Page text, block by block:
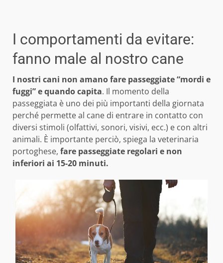
I comportamenti da evitare:
fanno male al nostro cane
I nostri cani non amano fare passeggiate “mordi e
fuggi” e quando capita. Il momento della
passeggiata è uno dei più importanti della giornata
perché permette al cane di entrare in contatto con
diversi stimoli (olfattivi, sonori, visivi, ecc.) e con altri
animali. È importante perciò, spiega la veterinaria
portoghese, fare passeggiate regolari e non
inferiori ai 15-20 minuti.